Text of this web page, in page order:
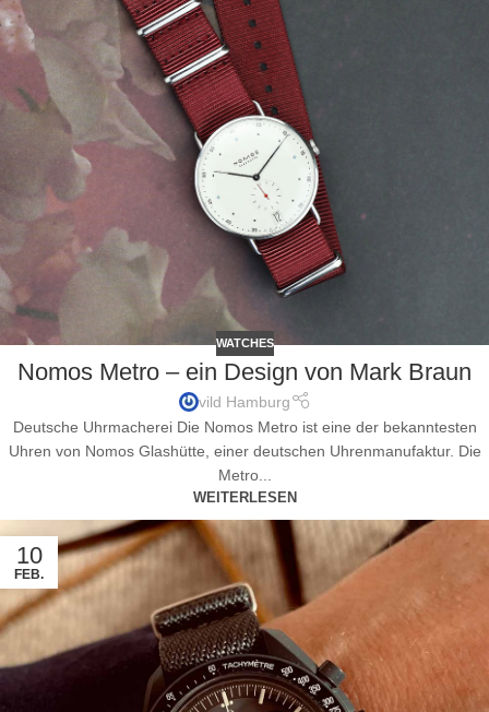
WATCHES
Nomos Metro – ein Design von Mark Braun
vild Hamburg
Deutsche Uhrmacherei Die Nomos Metro ist eine der bekanntesten
Uhren von Nomos Glashütte, einer deutschen Uhrenmanufaktur. Die
Metro...
WEITERLESEN
10
FEB.